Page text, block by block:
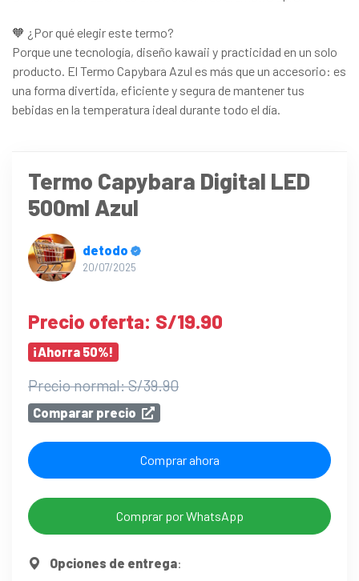
🧡 ¿Por qué elegir este termo?
Porque une tecnología, diseño kawaii y practicidad en un solo
producto. El Termo Capybara Azul es más que un accesorio: es
una forma divertida, eficiente y segura de mantener tus
bebidas en la temperatura ideal durante todo el día.
Termo Capybara Digital LED
500ml Azul
detodo
20/07/2025
Precio oferta: S/19.90
¡Ahorra 50%!
Precio normal: S/39.90
Comparar precio
Comprar ahora
Comprar por WhatsApp
Opciones de entrega: